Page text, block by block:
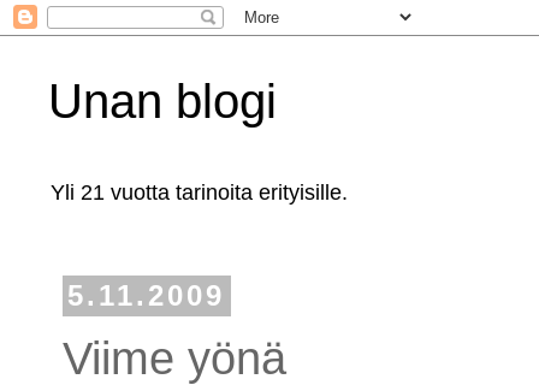
Unan blogi
Yli 21 vuotta tarinoita erityisille.
5.11.2009
Viime yönä